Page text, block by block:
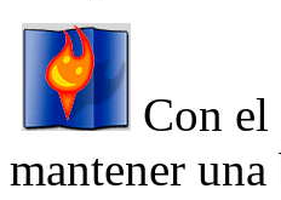
Con el
mantener